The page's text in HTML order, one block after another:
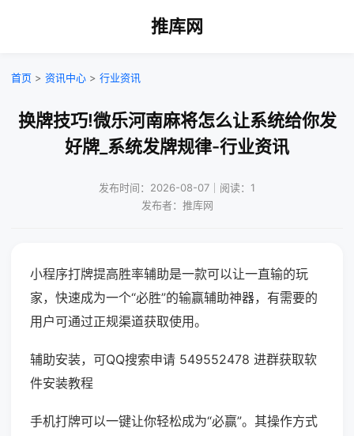
推库网
首页 > 资讯中心 > 行业资讯
换牌技巧!微乐河南麻将怎么让系统给你发
好牌_系统发牌规律-行业资讯
发布时间：2026-08-07｜阅读：1
发布者：推库网
小程序打牌提高胜率辅助是一款可以让一直输的玩
家，快速成为一个“必胜”的输赢辅助神器，有需要的
用户可通过正规渠道获取使用。
辅助安装，可QQ搜索申请 549552478 进群获取软
件安装教程
手机打牌可以一键让你轻松成为“必赢”。其操作方式